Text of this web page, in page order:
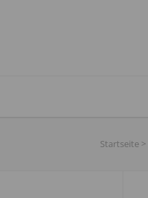
Startseite >